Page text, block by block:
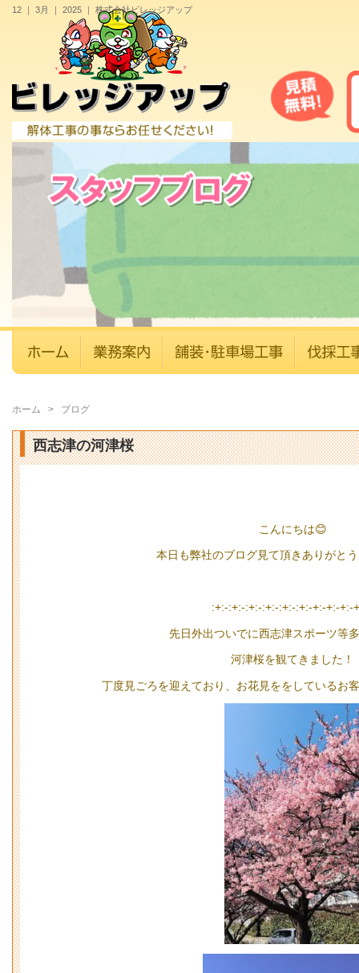
12 ｜ 3月 ｜ 2025 ｜ 株式会社ビレッジアップ
ホーム > ブログ
西志津の河津桜
こんにちは😊
本日も弊社のブログ見て頂きありがと
:+:-:+:-:+:-:+:-:+:-:+:-+:-+:-+:-
先日外出ついでに西志津スポーツ等
河津桜を観てきました！
丁度見ごろを迎えており、お花見ををしているお